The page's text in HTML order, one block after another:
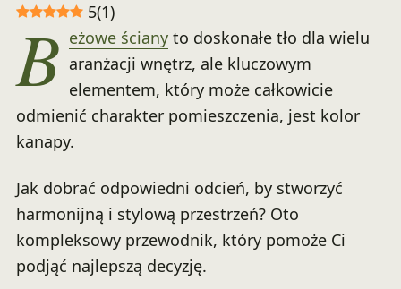
5(1)
B eżowe ścianyto doskonałe tło dla wielu
aranżacji wnętrz, ale kluczowym
elementem, który może całkowicie
odmienić charakter pomieszczenia, jest kolor
kanapy.
Jak dobrać odpowiedni odcień, by stworzyć
harmonijną i stylową przestrzeń? Oto
kompleksowy przewodnik, który pomoże Ci
podjąć najlepszą decyzję.